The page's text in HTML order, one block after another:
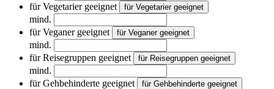
für Vegetarier geeignet
für Vegetarier geeignet
mind.
für Veganer geeignet
für Veganer geeignet
mind.
für Reisegruppen geeignet
für Reisegruppen geeignet
mind.
für Gehbehinderte geeignet
für Gehbehinderte geeignet